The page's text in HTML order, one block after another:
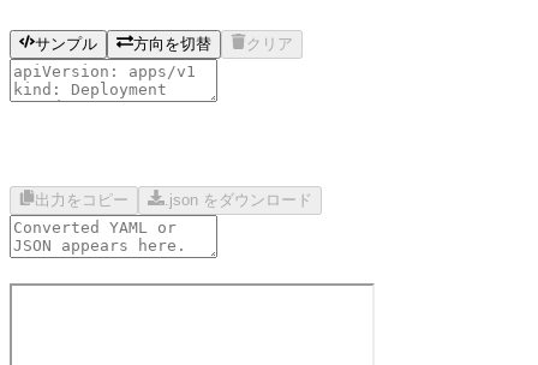
サンプル 方向を切替 クリア
出力をコピー .json をダウンロード